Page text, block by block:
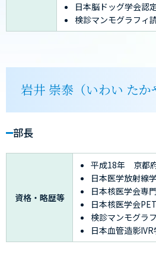
日本脳ドッグ学会認
検診マンモグラフィ
岩井 崇泰（いわい たか
部長
資格・略歴等
平成18年 京都
日本医学放射線
日本核医学会専
日本核医学会
検診マンモグラ
日本血管造影